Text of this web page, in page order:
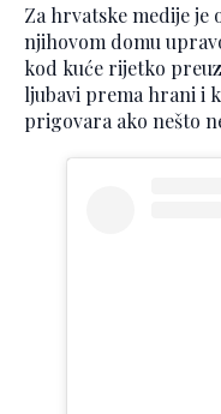
Za hrvatske medije
njihovom domu
kod kuće rijetko
ljubavi prema hrani i
prigovara ako nešto